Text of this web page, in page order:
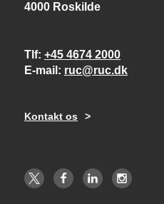
4000 Roskilde
Tlf +45 4674 2000
E-mail
ruc@ruc.dk
Kontakt os